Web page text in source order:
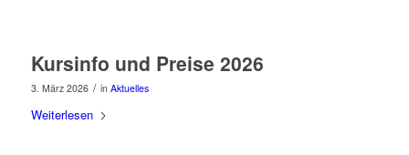
Kursinfo und Preise 2026
3. März 2026 / in Aktuelles
Weiterlesen